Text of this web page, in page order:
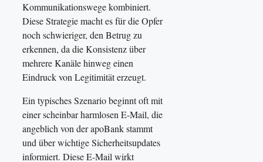
Kommunikationswege kombiniert.
Diese Strategie macht es für die Opfer
noch schwieriger, den Betrug zu
erkennen, da die Konsistenz über
mehrere Kanäle hinweg einen
Eindruck von Legitimität erzeugt.
Ein typisches Szenario beginnt oft mit
einer scheinbar harmlosen E-Mail, die
angeblich von der apoBank stammt
und über wichtige Sicherheitsupdates
informiert. Diese E-Mail wirkt